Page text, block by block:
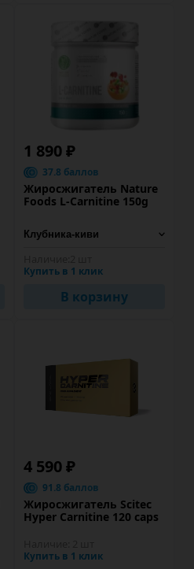
1 890 ₽
37.8 баллов
Жиросжигатель Nature
Foods L-Carnitine 150g
Купить в 1 клик
В корзину
4 590 ₽
91.8 баллов
Жиросжигатель Scitec
Hyper Carnitine 120 caps
Купить в 1 клик